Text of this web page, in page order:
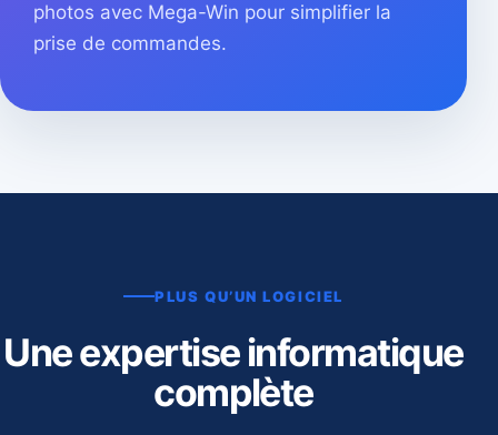
photos avec Mega-Win pour simplifier la
prise de commandes.
PLUS QU’UN LOGICIEL
Une expertise informatique
complète